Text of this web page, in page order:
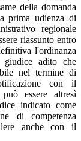
della domanda
prima udienza di
regionale
riassunto entro
l'ordinanza
giudice adito che
nel termine di
con il
essere altresì
indicato come
di competenza
anche con il